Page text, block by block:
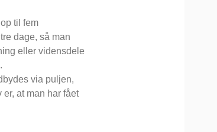
til fem
dage, så man
eller vidensdele
via puljen,
at man har fået